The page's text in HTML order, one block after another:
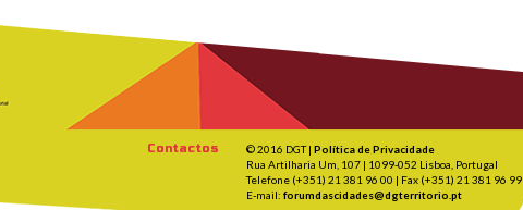
Contactos © 2016 DGT |Política de Privacidade
Rua Artilharia Um, 107 | 1099-052 Lisboa, Portugal
Telefone (+351) 21 381 96 00 | Fax (+351) 21 381 96 99
E-mail:forumdascidades@dgterritorio.pt